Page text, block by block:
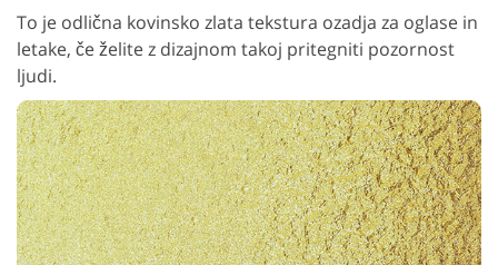
To je odlična kovinsko zlata tekstura ozadja za oglase in
letake, če želite z dizajnom takoj pritegniti pozornost
ljudi.